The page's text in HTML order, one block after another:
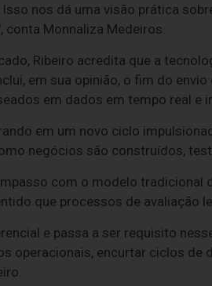
nos dá uma visão prática
conta Monnaliza Medeiros.
Ribeiro acredita que a
em sua opinião, o fim do
em dados em tempo real e
em um novo ciclo
negócios são construídos,
com o modelo
que processos de avaliação
e passa a ser requisito
operacionais, encurtar ciclos de